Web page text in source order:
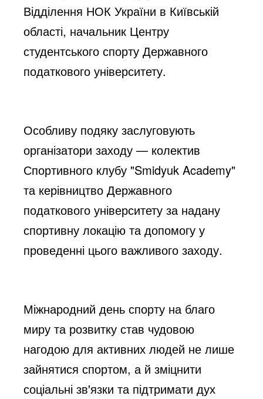
Відділення НОК України в Київській
області, начальник Центру
студентського спорту Державного
податкового університету.
Особливу подяку заслуговують
організатори заходу — колектив
Спортивного клубу "Smidyuk Academy"
та керівництво Державного
податкового університету за надану
спортивну локацію та допомогу у
проведенні цього важливого заходу.
Міжнародний день спорту на благо
миру та розвитку став чудовою
нагодою для активних людей не лише
зайнятися спортом, а й зміцнити
соціальні зв'язки та підтримати дух